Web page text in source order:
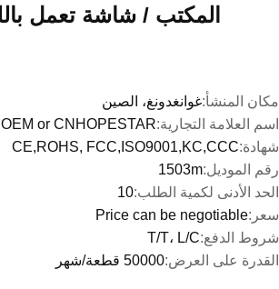
مكان المنشأ:غوانغدونغ، الصين
اسم العلامة التجارية:OEM or CNHOPESTAR
شهادة:CE,ROHS, FCC,ISO9001,KC,CCC
رقم الموديل:1503m
الحد الأدنى لكمية الطلب:10
سعر:Price can be negotiable
شروط الدفع:T/T، L/C
القدرة على العرض:50000 قطعة/شهر